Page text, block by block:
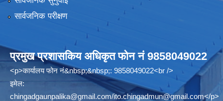
सार्वजनिक परीक्षण
प्रमुख प्रशासकिय अधिकृत फोन नं 9858049022
<p>कार्यालय फोन नं&nbsp;&nbsp;: 9858049022<br />
इमेल:
chingadgaunpalika@gmail.com/ito.chingadmun@gmail.com</p>